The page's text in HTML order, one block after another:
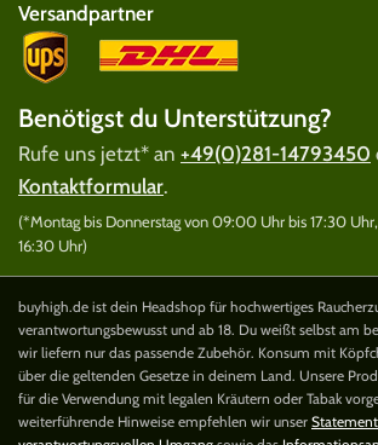
Versandpartner
Benötigst du Unterstützung?
Rufe uns jetzt* an +49(0)281-14793450
Kontaktformular.
(*Montag bis Donnerstag von 09:00 Uhr bis 17:30
16:30 Uhr)
buyhigh.de ist dein Headshop für hochwertiges
verantwortungsbewusst und ab 18. Du weißt selbst am
wir liefern nur das passende Zubehör. Konsum mit
über die geltenden Gesetze in deinem Land. Unsere
für die Verwendung mit legalen Kräutern oder Tabak
weiterführende Hinweise empfehlen wir unser